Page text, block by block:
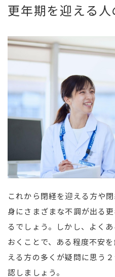
更年期を迎える
これから閉経を迎える方や
身にさまざまな不調が出る
るでしょう。しかし、よく
おくことで、ある程度不安
える方の多くが疑問に思う
認しましょう。